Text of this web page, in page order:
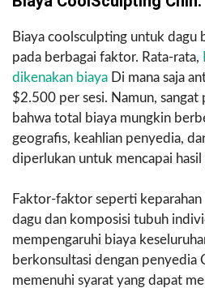
Biaya coolsculpting untuk dagu
pada berbagai faktor. Rata-rata,
dikenakan biaya Di mana saja
$2.500 per sesi. Namun,
bahwa total biaya mungkin
geografis, keahlian penyedia,
diperlukan untuk mencapai
Faktor-faktor seperti
dagu dan komposisi tubuh
mempengaruhi biaya
berkonsultasi dengan penyedia
memenuhi syarat yang dapat